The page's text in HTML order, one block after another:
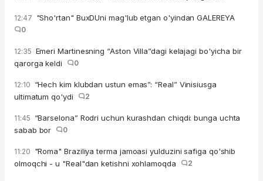
12:47 "Sho'rtan" BuxDUni mag'lub etgan o'yindan GALEREYA
0
12:35 Emeri Martinesning “Aston Villa”dagi kelajagi bo'yicha bir
qarorga keldi
0
12:10 “Hech kim klubdan ustun emas”: “Real” Vinisiusga
ultimatum qo'ydi
2
11:45 “Barselona” Rodri uchun kurashdan chiqdi: bunga uchta
sabab bor
0
11:20 "Roma" Braziliya terma jamoasi yulduzini safiga qo'shib
olmoqchi - u "Real"dan ketishni xohlamoqda
2